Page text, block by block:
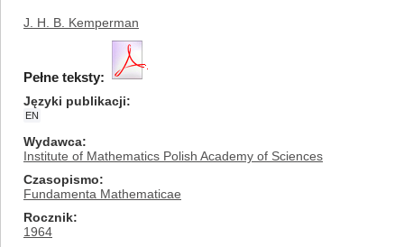
J. H. B. Kemperman
Pełne teksty:
Języki publikacji
EN
Wydawca
Institute of Mathematics Polish Academy of Sciences
Czasopismo
Fundamenta Mathematicae
Rocznik
1964